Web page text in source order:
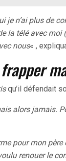
je n’ai plus de
la télé avec moi
nous« ,
qu’il défendait
alors jamais.
pour mon
renouer le